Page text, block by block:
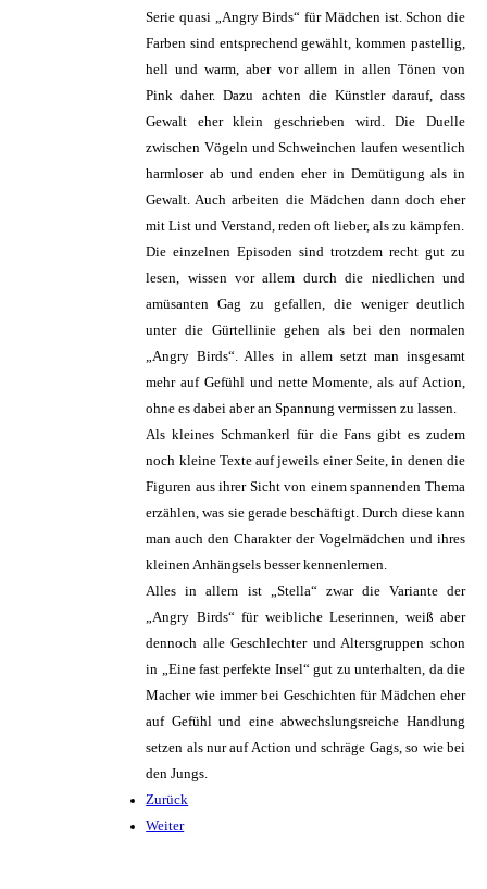
Serie quasi „Angry Birds“ für Mädchen ist. Schon die
Farben sind entsprechend gewählt, kommen pastellig,
hell und warm, aber vor allem in allen Tönen von
Pink daher. Dazu achten die Künstler darauf, dass
Gewalt eher klein geschrieben wird. Die Duelle
zwischen Vögeln und Schweinchen laufen wesentlich
harmloser ab und enden eher in Demütigung als in
Gewalt. Auch arbeiten die Mädchen dann doch eher
mit List und Verstand, reden oft lieber, als zu kämpfen.
Die einzelnen Episoden sind trotzdem recht gut zu
lesen, wissen vor allem durch die niedlichen und
amüsanten Gag zu gefallen, die weniger deutlich
unter die Gürtellinie gehen als bei den normalen
„Angry Birds“. Alles in allem setzt man insgesamt
mehr auf Gefühl und nette Momente, als auf Action,
ohne es dabei aber an Spannung vermissen zu lassen.
Als kleines Schmankerl für die Fans gibt es zudem
noch kleine Texte auf jeweils einer Seite, in denen die
Figuren aus ihrer Sicht von einem spannenden Thema
erzählen, was sie gerade beschäftigt. Durch diese kann
man auch den Charakter der Vogelmädchen und ihres
kleinen Anhängsels besser kennenlernen.
Alles in allem ist „Stella“ zwar die Variante der
„Angry Birds“ für weibliche Leserinnen, weiß aber
dennoch alle Geschlechter und Altersgruppen schon
in „Eine fast perfekte Insel“ gut zu unterhalten, da die
Macher wie immer bei Geschichten für Mädchen eher
auf Gefühl und eine abwechslungsreiche Handlung
setzen als nur auf Action und schräge Gags, so wie bei
den Jungs.
Zurück
Weiter